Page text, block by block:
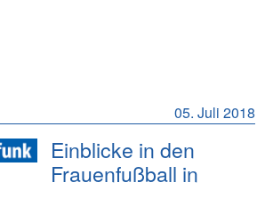
05. Juli 2018
Einblicke in den
Frauenfußball in